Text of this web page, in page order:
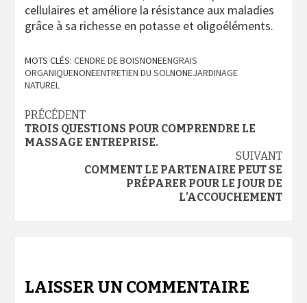
cellulaires et améliore la résistance aux maladies
grâce à sa richesse en potasse et oligoéléments.
MOTS CLÉS: CENDRE DE BOISNONEENGRAIS
ORGANIQUENONEENTRETIEN DU SOLNONEJARDINAGE
NATUREL
Navigation
d’article
PRÉCÉDENT
TROIS QUESTIONS POUR COMPRENDRE LE
MASSAGE ENTREPRISE.
SUIVANT
COMMENT LE PARTENAIRE PEUT SE
PRÉPARER POUR LE JOUR DE
L’ACCOUCHEMENT
LAISSER UN COMMENTAIRE